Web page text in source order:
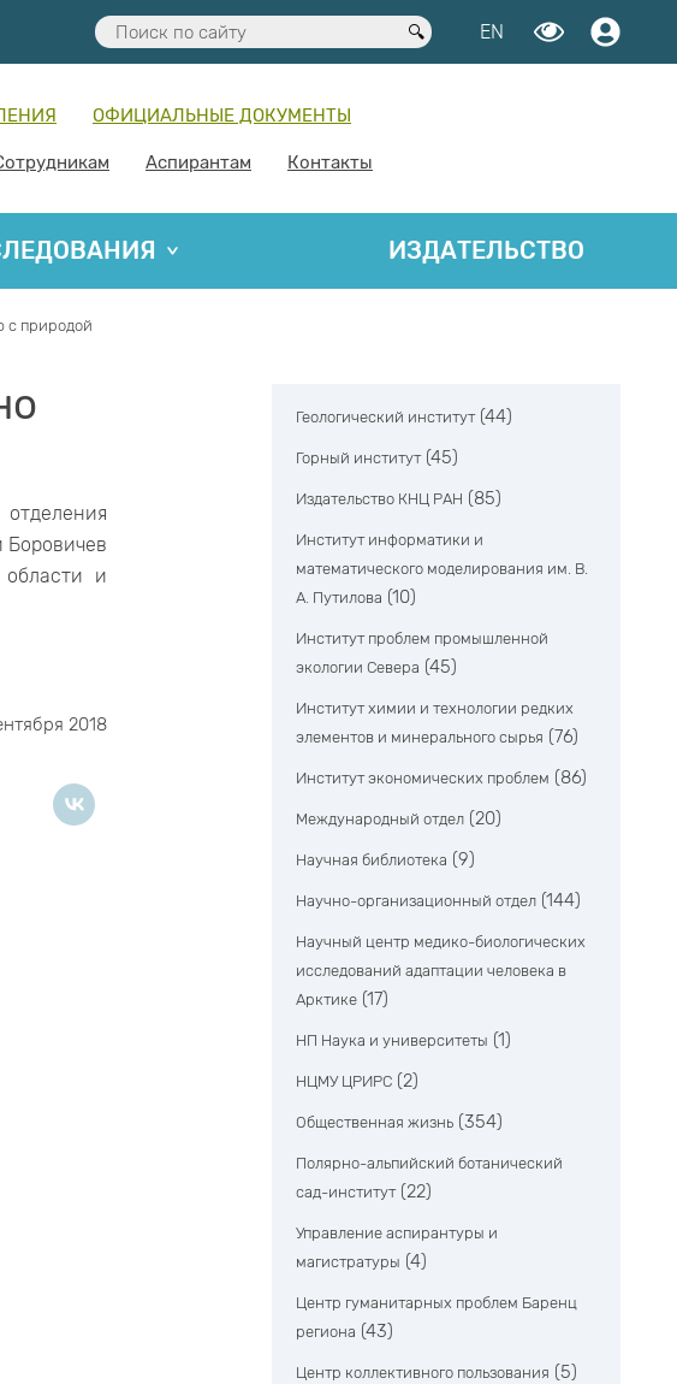
EN
ОФИЦИАЛЬНЫЕ ДОКУМЕНТЫ
Аспирантам Контакты
ИЗДАТЕЛЬСТВО
с природой
Боровичев
и
2018
Геологический институт (44)
Горный институт (45)
Издательство КНЦ РАН (85)
Институт информатики и
математического моделирования им. В.
А. Путилова (10)
Институт проблем промышленной
экологии Севера (45)
Институт химии и технологии редких
элементов и минерального сырья (76)
Институт экономических проблем (86)
Международный отдел (20)
Научная библиотека (9)
Научно-организационный отдел (144)
Научный центр медико-биологических
исследований адаптации человека в
Арктике (17)
НП Наука и университеты (1)
НЦМУ ЦРИРС (2)
Общественная жизнь (354)
Полярно-альпийский ботанический
сад-институт (22)
Управление аспирантуры и
магистратуры (4)
Центр гуманитарных проблем Баренц
региона (43)
Центр коллективного пользования (5)